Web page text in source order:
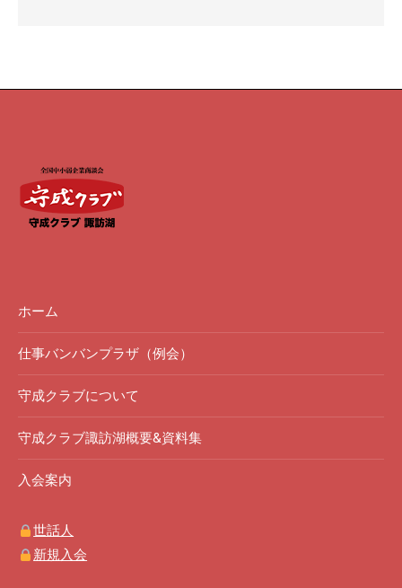
ホーム
仕事バンバンプラザ（例会）
守成クラブについて
守成クラブ諏訪湖概要&資料集
入会案内
世話人
新規入会